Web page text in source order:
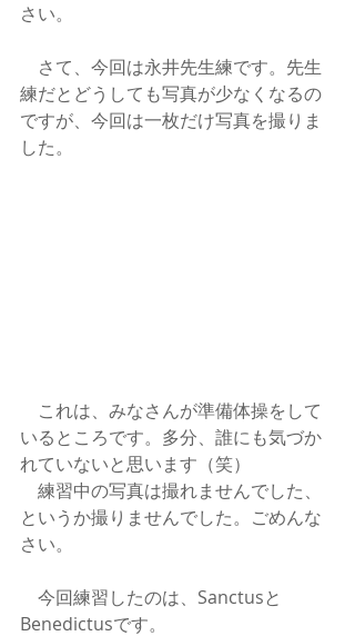
さい。
さて、今回は永井先生練です。先生
練だとどうしても写真が少なくなるの
ですが、今回は一枚だけ写真を撮りま
した。
これは、みなさんが準備体操をして
いるところです。多分、誰にも気づか
れていないと思います（笑）
練習中の写真は撮れませんでした、
というか撮りませんでした。ごめんな
さい。
今回練習したのは、Sanctusと
Benedictusです。